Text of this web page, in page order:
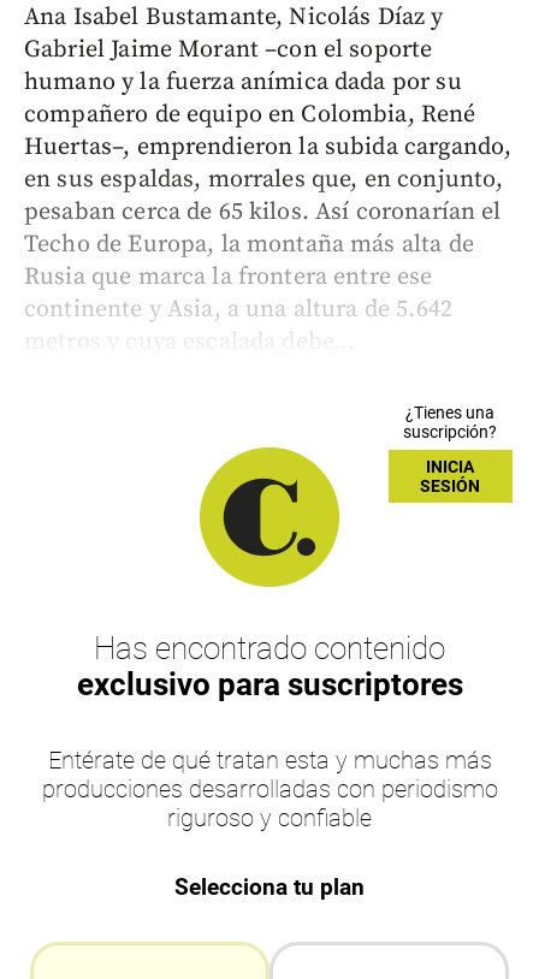
Ana Isabel Bustamante, Nicolás Díaz y
Gabriel Jaime Morant –con el soporte
humano y la fuerza anímica dada por su
compañero de equipo en Colombia, René
Huertas–, emprendieron la subida cargando,
en sus espaldas, morrales que, en conjunto,
pesaban cerca de 65 kilos. Así coronarían el
Techo de Europa, la montaña más alta de
Rusia que marca la frontera entre ese
continente y Asia, a una altura de 5.642
metros y cuya escalada debe...
¿Tienes una
suscripción?
INICIA
SESIÓN
Has encontrado contenido
exclusivo para suscriptores
Entérate de qué tratan esta y muchas más
producciones desarrolladas con periodismo
riguroso y confiable
Selecciona tu plan